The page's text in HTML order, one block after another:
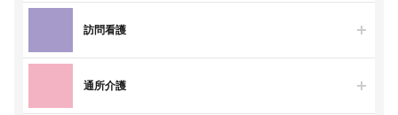
訪問看護
通所介護